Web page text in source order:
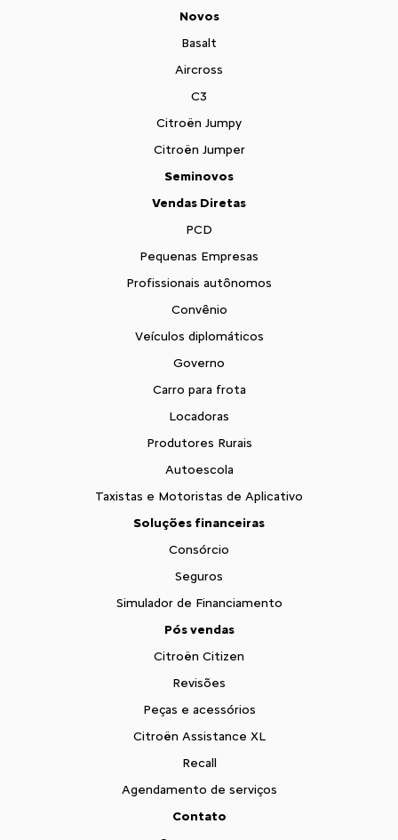
Novos
Basalt
Aircross
C3
Citroën Jumpy
Citroën Jumper
Seminovos
Vendas Diretas
PCD
Pequenas Empresas
Profissionais autônomos
Convênio
Veículos diplomáticos
Governo
Carro para frota
Locadoras
Produtores Rurais
Autoescola
Taxistas e Motoristas de Aplicativo
Soluções financeiras
Consórcio
Seguros
Simulador de Financiamento
Pós vendas
Citroën Citizen
Revisões
Peças e acessórios
Citroën Assistance XL
Recall
Agendamento de serviços
Contato